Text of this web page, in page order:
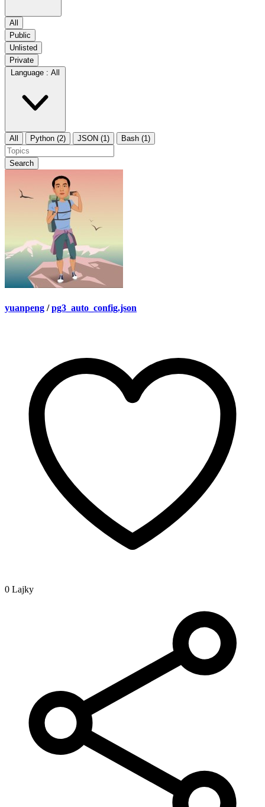
All
Public
Unlisted
Private
Language : All
All Python (2) JSON (1) Bash (1)
Search
yuanpeng / pg3_auto_config.json
0 Lajky